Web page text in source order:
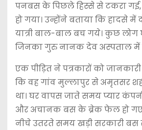
पनबस के पिछले हिस्से से टकरा गई,
हो गया। उन्होंने बताया कि हादसे में
यात्री बाल-बाल बच गये। कुछ लोग
जिनका गुरु नानक देव अस्पताल में
एक पीड़ित ने पत्रकारों को
कि वह गांव मुल्लापुर से अमृतसर
था। घर वापस जाते समय प्यार
और अचानक बस के ब्रेक फेल हो
नीचे उतरते समय खड़ी सरकारी बस